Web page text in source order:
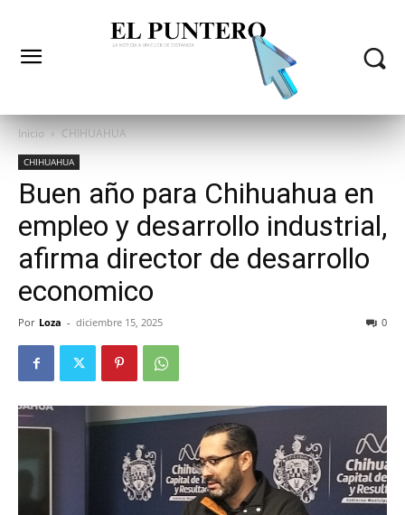
Inicio CHIHUAHUA
CHIHUAHUA
Buen año para Chihuahua en
empleo y desarrollo industrial,
afirma director de desarrollo
economico
Por Loza - diciembre 15, 2025 0